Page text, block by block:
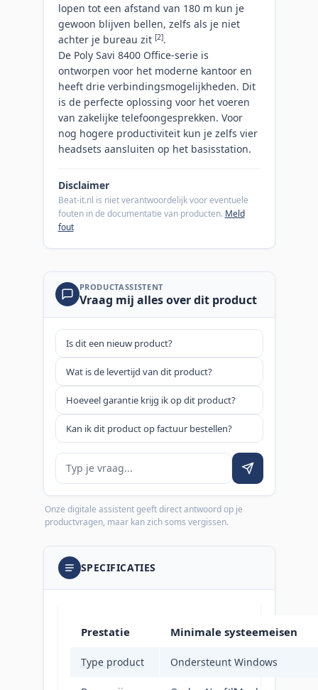
lopen tot een afstand van 180 m kun je
gewoon blijven bellen, zelfs als je niet
achter je bureau zit [2].
De Poly Savi 8400 Office-serie is
ontworpen voor het moderne kantoor en
heeft drie verbindingsmogelijkheden. Dit
is de perfecte oplossing voor het voeren
van zakelijke telefoongesprekken. Voor
nog hogere productiviteit kun je zelfs vier
headsets aansluiten op het basisstation.
Disclaimer
Beat-it.nl is niet verantwoordelijk voor eventuele
fouten in de documentatie van producten. Meld
fout
PRODUCTASSISTENT
Vraag mij alles over dit product
Is dit een nieuw product?
Wat is de levertijd van dit product?
Hoeveel garantie krijg ik op dit product?
Kan ik dit product op factuur bestellen?
Je vraag
Onze digitale assistent geeft direct antwoord op je
productvragen, maar kan zich soms vergissen.
SPECIFICATIES
Prestatie
Type product Headset
Minimale systeemeisen
Ondersteunt Windows